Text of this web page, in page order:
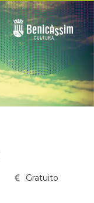
Gratuito